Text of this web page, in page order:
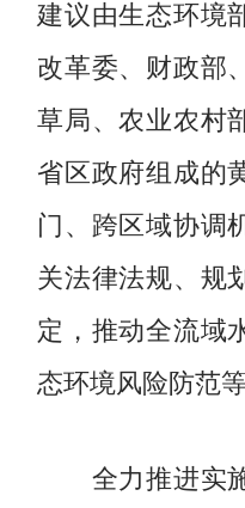
建议由生态环境
改革委、财政部
草局、农业农村
省区政府组成的
门、跨区域协调
关法律法规、规
定，推动全流域
态环境风险防范
全力推进实施